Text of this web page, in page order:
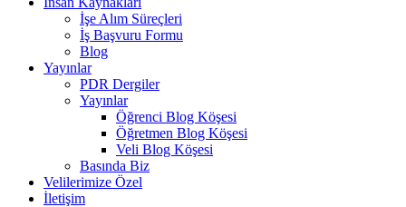
İşe Alım Süreçleri
İş Başvuru Formu
Blog
Yayınlar
PDR Dergiler
Yayınlar
Öğrenci Blog Köşesi
Öğretmen Blog Köşesi
Veli Blog Köşesi
Basında Biz
Velilerimize Özel
İletişim